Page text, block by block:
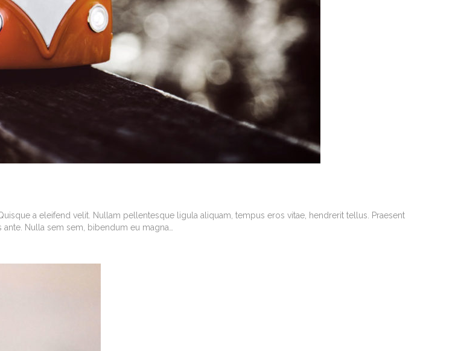
a eleifend velit. Nullam pellentesque ligula aliquam, tempus eros vitae, hendrerit tellus. Praesent
Nulla sem sem, bibendum eu magna…